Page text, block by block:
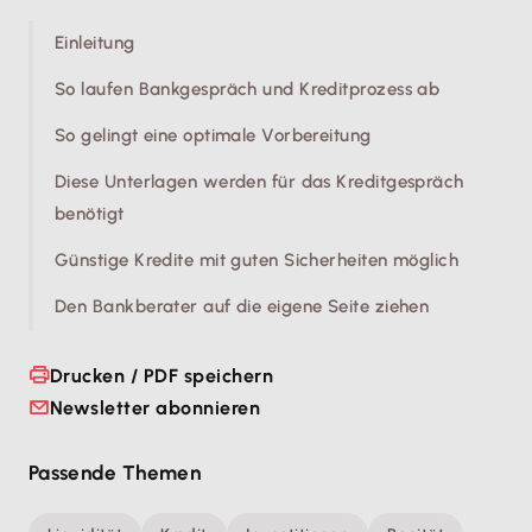
Einleitung
So laufen Bankgespräch und Kreditprozess ab
So gelingt eine optimale Vorbereitung
Diese Unterlagen werden für das Kreditgespräch
benötigt
Günstige Kredite mit guten Sicherheiten möglich
Den Bankberater auf die eigene Seite ziehen
Drucken / PDF speichern
Newsletter abonnieren
Passende Themen